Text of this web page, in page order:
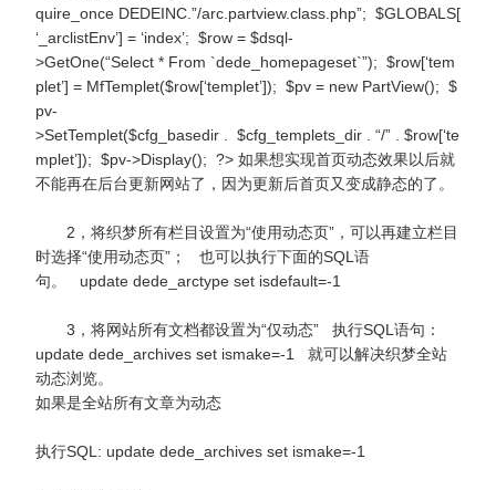
quire_once DEDEINC.”/arc.partview.class.php”; $GLOBALS[
‘_arclistEnv’] = ‘index’; $row = $dsql-
>GetOne(“Select * From `dede_homepageset`”); $row[‘tem
plet’] = MfTemplet($row[‘templet’]); $pv = new PartView(); $
pv-
>SetTemplet($cfg_basedir . $cfg_templets_dir . “/” . $row[‘te
mplet’]); $pv->Display(); ?> 如果想实现首页动态效果以后就
不能再在后台更新网站了，因为更新后首页又变成静态的了。
2，将织梦所有栏目设置为“使用动态页”，可以再建立栏目
时选择“使用动态页”； 也可以执行下面的SQL语
句。 update dede_arctype set isdefault=-1
3，将网站所有文档都设置为“仅动态” 执行SQL语句：
update dede_archives set ismake=-1 就可以解决织梦全站
动态浏览。
如果是全站所有文章为动态
执行SQL: update dede_archives set ismake=-1